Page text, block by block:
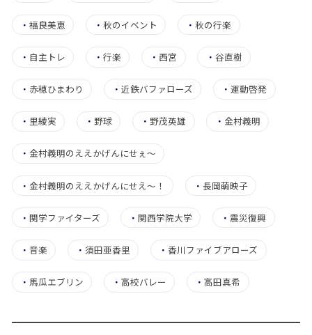
・ 福良美恵 ・秋のイベント ・秋の行楽
・ 自主トレ ・行楽 ・ 西宮 ・ 谷直樹
・ 赤穂ひまわり ・近鉄バファローズ ・運動啓発
・ 里綾実 ・野球 ・野茂英雄 ・ 金村義明
・ 金村義明のええかげんにせぇ〜
・ 金村義明のええかげんにせえ～！ ・長岡萌映子
・ 関学ファイターズ ・関西学院大学 ・ 震災復興
・ 音楽 ・須田亜香里 ・ 香川ファイブアローズ
・ 馬瓜エブリン ・高校バレー ・高田真希